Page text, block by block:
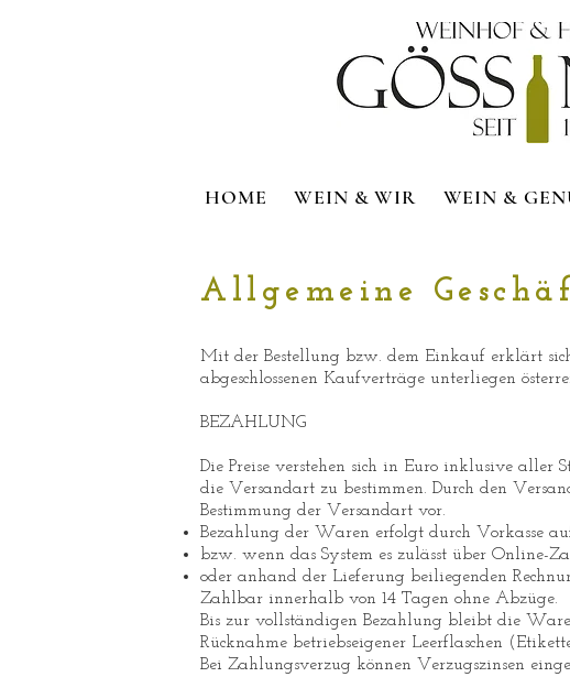
HOME WEIN & WIR WEIN &
Allgemeine
Mit der Bestellung bzw. dem Einkauf erklärt
abgeschlossenen Kaufverträge unterliegen
BEZAHLUNG
Die Preise verstehen sich in Euro inklusive aller
die Versandart zu bestimmen. Durch den
Bestimmung der Versandart vor.
Bezahlung der Waren erfolgt durch Vorkasse
bzw. wenn das System es zulässt über Online-
oder anhand der Lieferung beiliegenden
Zahlbar innerhalb von 14 Tagen ohne Abzüge.
Bis zur vollständigen Bezahlung bleibt die
Rücknahme betriebseigener Leerflaschen
Bei Zahlungsverzug können Verzugszinsen